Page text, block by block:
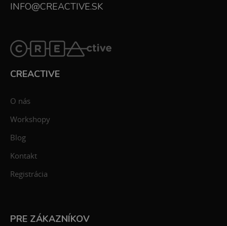
INFO@CREACTIVE.SK
CREACTIVE
O nás
Workshopy
Blog
Kontakt
Registrácia
PRE ZÁKAZNÍKOV